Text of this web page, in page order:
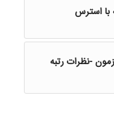
استرس
-نظرات رتبه